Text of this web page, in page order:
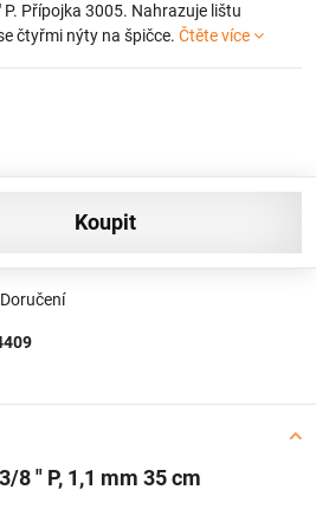
Přípojka 3005. Nahrazuje lištu
čtyřmi nýty na špičce. Čtěte více
koupit
Doručení
8 " P, 1,1 mm 35 cm